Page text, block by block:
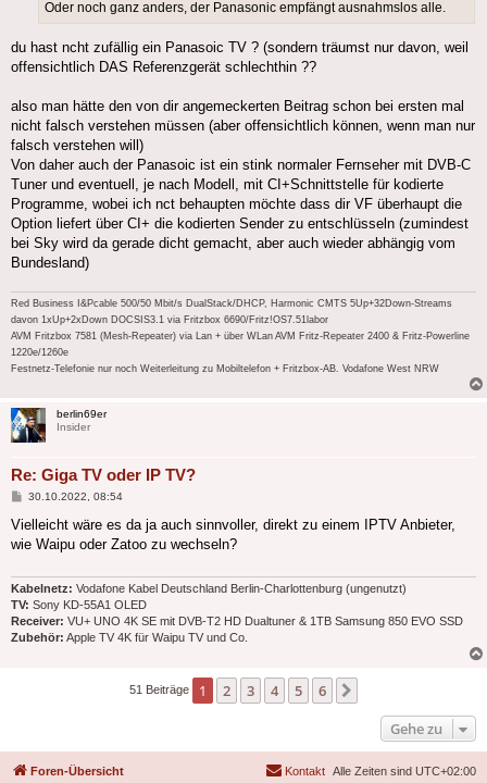
Oder noch ganz anders, der Panasonic empfängt ausnahmslos alle.
du hast ncht zufällig ein Panasoic TV ? (sondern träumst nur davon, weil
offensichtlich DAS Referenzgerät schlechthin ??
also man hätte den von dir angemeckerten Beitrag schon bei ersten mal
nicht falsch verstehen müssen (aber offensichtlich können, wenn man nur
falsch verstehen will)
Von daher auch der Panasoic ist ein stink normaler Fernseher mit DVB-C
Tuner und eventuell, je nach Modell, mit CI+Schnittstelle für kodierte
Programme, wobei ich nct behaupten möchte dass dir VF überhaupt die
Option liefert über CI+ die kodierten Sender zu entschlüsseln (zumindest
bei Sky wird da gerade dicht gemacht, aber auch wieder abhängig vom
Bundesland)
Red Business I&Pcable 500/50 Mbit/s DualStack/DHCP, Harmonic CMTS 5Up+32Down-Streams
davon 1xUp+2xDown DOCSIS3.1 via Fritzbox 6690/Fritz!OS7.51labor
AVM Fritzbox 7581 (Mesh-Repeater) via Lan + über WLan AVM Fritz-Repeater 2400 & Fritz-Powerline
1220e/1260e
Festnetz-Telefonie nur noch Weiterleitung zu Mobiltelefon + Fritzbox-AB. Vodafone West NRW
berlin69er
Insider
Re: Giga TV oder IP TV?
Beitrag
30.10.2022, 08:54
Vielleicht wäre es da ja auch sinnvoller, direkt zu einem IPTV Anbieter,
wie Waipu oder Zatoo zu wechseln?
Kabelnetz: Vodafone Kabel Deutschland Berlin-Charlottenburg (ungenutzt)
TV: Sony KD-55A1 OLED
Receiver: VU+ UNO 4K SE mit DVB-T2 HD Dualtuner & 1TB Samsung 850 EVO SSD
Zubehör: Apple TV 4K für Waipu TV und Co.
51 Beiträge 1 2 3 4 5 6
Gehe zu
Foren-Übersicht Alle Zeiten sind UTC+02:00
Kontakt